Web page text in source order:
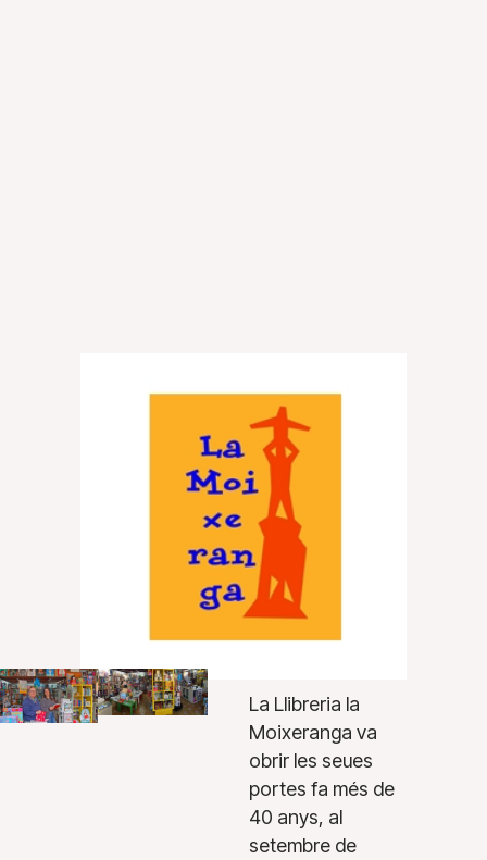
La Llibreria la
Moixeranga va
obrir les seues
portes fa més de
40 anys, al
setembre de